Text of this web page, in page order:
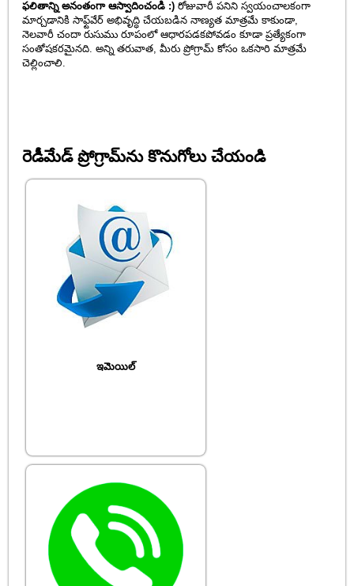
ఫలితాన్ని అనంతంగా ఆస్వాదించండి :) రోజువారీ పనిని స్వయంచాలకంగా
మార్చడానికి సాఫ్ట్‌వేర్ అభివృద్ధి చేయబడిన నాణ్యత మాత్రమే కాకుండా,
నెలవారీ చందా రుసుము రూపంలో ఆధారపడకపోవడం కూడా ప్రత్యేకంగా
సంతోషకరమైనది. అన్ని తరువాత, మీరు ప్రోగ్రామ్ కోసం ఒకసారి మాత్రమే
చెల్లించాలి.
రెడీమేడ్ ప్రోగ్రామ్‌ను కొనుగోలు చేయండి
ఇమెయిల్